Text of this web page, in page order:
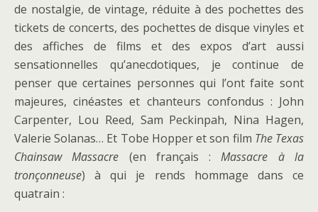
de nostalgie, de vintage, réduite à des pochettes des
tickets de concerts, des pochettes de disque vinyles et
des affiches de films et des expos d’art aussi
sensationnelles qu’anecdotiques, je continue de
penser que certaines personnes qui l’ont faite sont
majeures, cinéastes et chanteurs confondus : John
Carpenter, Lou Reed, Sam Peckinpah, Nina Hagen,
Valerie Solanas… Et Tobe Hopper et son film The Texas
Chainsaw Massacre (en français :Massacre à la
tronçonneuse) à qui je rends hommage dans ce
quatrain :